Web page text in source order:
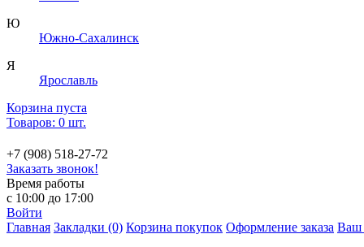
Ю
Южно-Сахалинск
Я
Ярославль
Корзина пуста
Товаров: 0 шт.
+7 (908) 518-27-72
Заказать звонок!
Время работы
с 10:00 до 17:00
Войти
Главная Закладки (0) Корзина покупок Оформление заказа Ваш